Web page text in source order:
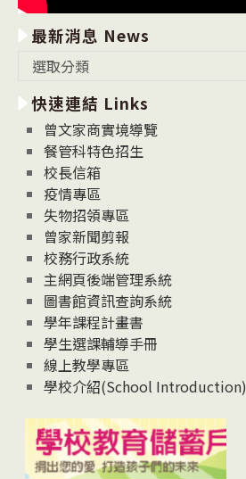
最新消息 News
消
息
News
選取分類
快速連結 Links
曾文家商實境導覽
餐管科特色招生
校長信箱
疫情專區
失物招領專區
曾家新聞剪報
校務行政系統
主網頁後端管理系統
圖書館資訊查詢系統
學年課程計畫書
學生選課輔導手冊
線上教學專區
學校介紹(School Introduction)